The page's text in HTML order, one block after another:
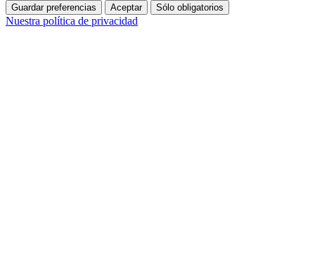
Guardar preferencias Aceptar Sólo obligatorios
Nuestra política de privacidad